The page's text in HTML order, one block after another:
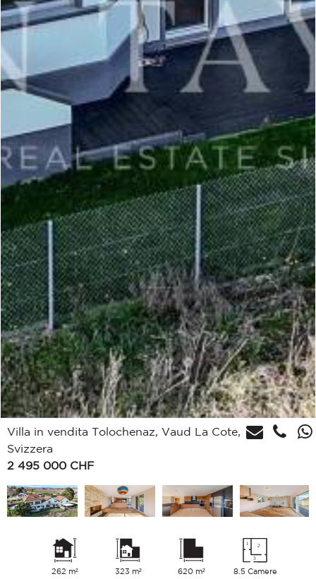
Villa in vendita Tolochenaz, Vaud La Cote,
Svizzera
2 495 000 CHF
262 m² 323 m² 620 m² 8.5 Camere